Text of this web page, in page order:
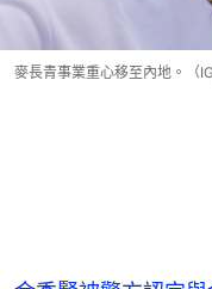
麥長青事業重心移至內地。（